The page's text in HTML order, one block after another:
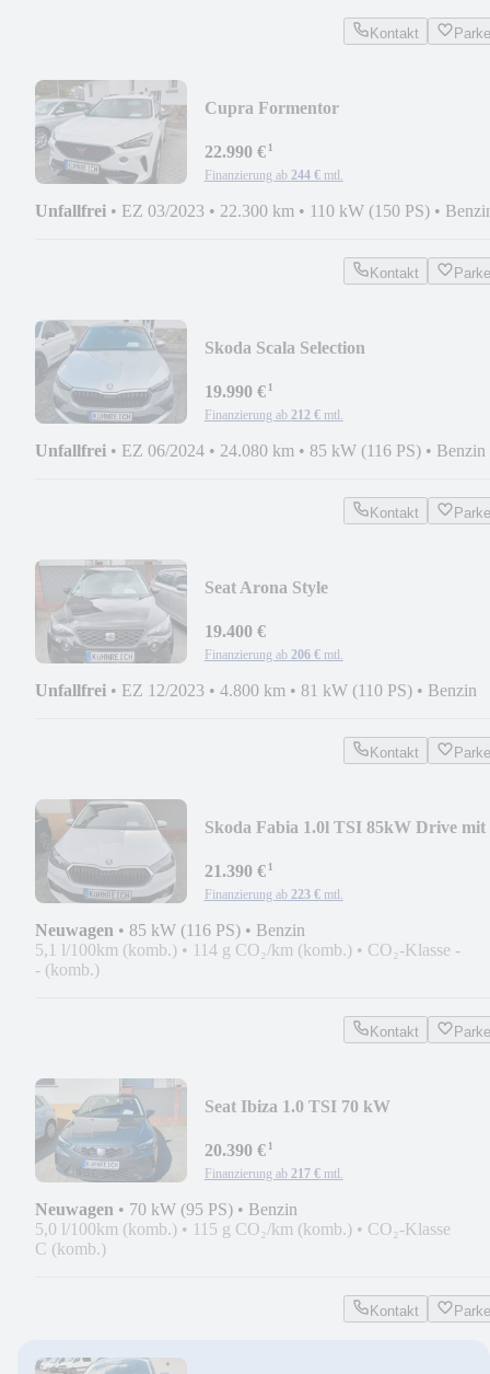
Kontakt
Cupra Formentor
22.990 €¹
Finanzierung ab 244 € mtl.
Unfallfrei • EZ 03/2023 • 22.300 km • 110 kW (150 PS) •
Kontakt
Skoda Scala Selection
19.990 €¹
Finanzierung ab 212 € mtl.
Unfallfrei • EZ 06/2024 • 24.080 km • 85 kW (116 PS) • Benzin
Kontakt
Seat Arona Style
19.400 €
Finanzierung ab 206 € mtl.
Unfallfrei • EZ 12/2023 • 4.800 km • 81 kW (110 PS) • Benzin
Kontakt
Skoda Fabia 1.0l TSI 85kW Drive mit
21.390 €¹
Finanzierung ab 223 € mtl.
Neuwagen • 85 kW (116 PS) • Benzin
5,1 l/100km (komb.) • 114 g CO₂/km (komb.) • CO₂-Klasse -
- (komb.)
Kontakt
Seat Ibiza 1.0 TSI 70 kW
20.390 €¹
Finanzierung ab 217 € mtl.
Neuwagen • 70 kW (95 PS) • Benzin
5,0 l/100km (komb.) • 115 g CO₂/km (komb.) • CO₂-Klasse
C (komb.)
Kontakt